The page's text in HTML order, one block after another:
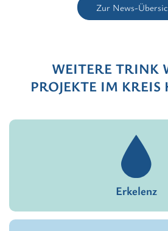
Zur News-
WEITERE TRINK
PROJEKTE IM KREIS
Erkelenz